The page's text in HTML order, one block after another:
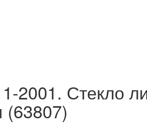
2001. Стекло
(63807)